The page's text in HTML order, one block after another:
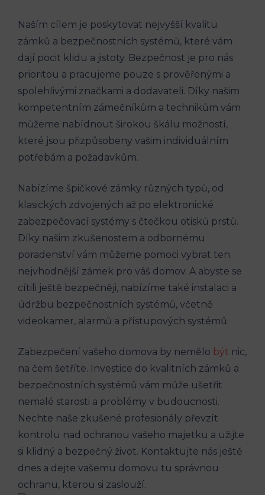
Naším cílem je poskytovat nejvyšší kvalitu
zámků a bezpečnostních systémů, které vám
dají pocit klidu a jistoty. Bezpečnost je pro nás
prioritou a pracujeme pouze s prověřenými a
spolehlivými značkami a dodavateli. Díky našim
kompetentním zámečníkům a technikům vám
můžeme nabídnout širokou škálu možností,
které jsou přizpůsobeny vašim individuálním
potřebám a požadavkům.
Nabízíme špičkové zámky různých typů, od
klasických zdvojených až po elektronické
zabezpečovací systémy s čtečkou otisků prstů.
Díky našim zkušenostem a odbornému
poradenství vám můžeme pomoci vybrat ten
nejvhodnější zámek pro váš domov. A abyste se
cítili ještě bezpečněji, nabízíme také instalaci a
údržbu bezpečnostních systémů, včetně
videokamer, alarmů a přístupových systémů.
Zabezpečení vašeho domova by nemělo být nic,
na čem šetříte. Investice do kvalitních zámků a
bezpečnostních systémů vám může ušetřit
nemalé starosti a problémy v budoucnosti.
Nechte naše zkušené profesionály převzít
kontrolu nad ochranou vašeho majetku a užijte
si klidný a bezpečný život. Kontaktujte nás ještě
dnes a dejte vašemu domovu tu správnou
ochranu, kterou si zaslouží.